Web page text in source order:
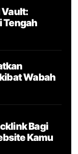
Vault:
Tengah
Wabah
Bagi
Kamu